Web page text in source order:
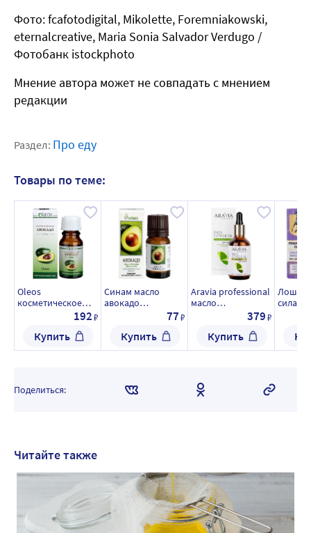
Фото: fcafotodigital, Mikolette, Foremniakowski,
eternalcreative, Maria Sonia Salvador Verdugo /
Фотобанк istockphoto
Мнение автора может не совпадать с мнением
редакции
Раздел: Про еду
Товары по теме:
Oleos
косметическое
масло авокадо 10
192₽
Купить
Синам масло
авокадо
косметическое 10
77₽
Купить
Aravia professional
масло
питательное для
авокадо и
витамином е 50 мл
379₽
Купить
сила/
Поделиться:
Читайте также